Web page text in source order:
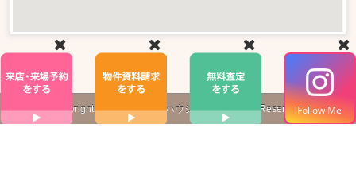
Copyright ©株式会社真栄ハウジングAll Rights Reserved.Follow Me